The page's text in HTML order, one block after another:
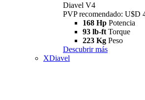
Diavel V4
PVP recomendado: U$D
168 Hp Potencia
93 lb-ft Torque
223 Kg Peso
Descubrir más
XDiavel